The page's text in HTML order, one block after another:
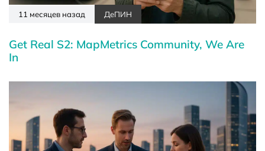
11 месяцев назад ДеПИН
Get Real S2: MapMetrics Community, We Are
In